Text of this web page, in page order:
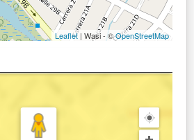
Leaflet| Wasi - ©OpenStreetMap